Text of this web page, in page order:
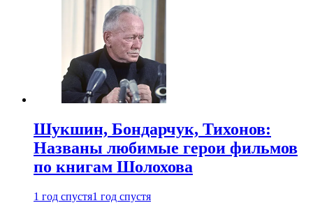
Шукшин, Бондарчук, Тихонов:
Названы любимые герои фильмов
по книгам Шолохова
1 год спустя1 год спустя